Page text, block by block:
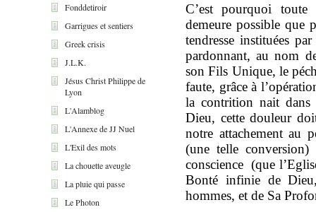
Fonddetiroir
Garrigues et sentiers
Greek crisis
J.L.K.
Jésus Christ Philippe de
Lyon
L'Alamblog
L'Annexe de JJ Nuel
L'Exil des mots
La chouette aveugle
La pluie qui passe
Le Photon
C’est pourquoi toute
demeure possible que
tendresse instituées
pardonnant, au nom
son Fils Unique, le
faute, grâce à
la contrition nait dans
Dieu, cette douleur
notre attachement au
(une telle
conscience (que
Bonté infinie de
hommes, et de Sa